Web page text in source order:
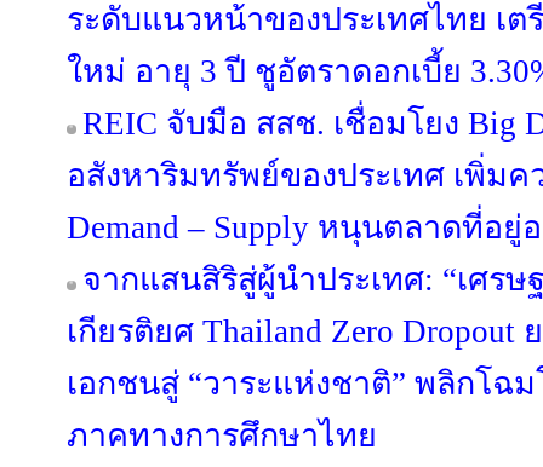
ระดับแนวหน้าของประเทศไทย เ
ใหม่ อายุ 3 ปี ชูอัตราดอกเบี้ย
REIC จับมือ สสช. เชื่อมโยง Big
อสังหาริมทรัพย์ของประเทศ เพิ่ม
Demand – Supply หนุนตลาดที่อยู่
จากแสนสิริสู่ผู้นำประเทศ: “เศรษ
เกียรติยศ Thailand Zero
เอกชนสู่ “วาระแห่งชาติ” พลิกโฉ
ภาคทางการศึกษาไทย